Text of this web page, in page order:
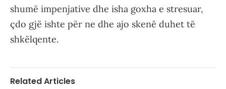
shumë impenjative dhe isha goxha e stresuar,
çdo gjë ishte për ne dhe ajo skenë duhet të
shkëlqente.
Related Articles